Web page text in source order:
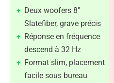
Deux woofers 8″
Slatefiber, grave précis
Réponse en fréquence
descend à 32 Hz
Format slim, placement
facile sous bureau